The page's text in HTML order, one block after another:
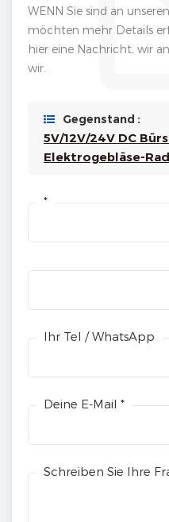
WENN Sie sind an
möchten mehr Details
hier eine Nachricht, wir
wir.
Gegenstand :
5V/12V/24V DC
Elektrogebläse-
*
Ihr Tel / WhatsApp
Deine E-Mail *
Schreiben Sie Ihre